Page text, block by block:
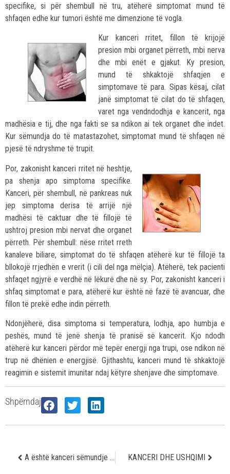
specifike, si për shembull në tru, atëherë simptomat mund të
shfaqen edhe kur tumori është me dimenzione të vogla.
Kur kanceri rritet, fillon të krijojë
presion mbi organet përreth, mbi nerva
dhe mbi enët e gjakut. Ky presion,
mund të shkaktojë shfaqjen e
simptomave të para. Sipas kësaj, cilat
janë simptomat të cilat do të shfaqen,
varet nga vendndodhja e kancerit, nga
madhësia e tij, dhe nga fakti se sa ndikon ai tek organet dhe indet.
Kur sëmundja do të matastazohet, simptomat mund të shfaqen në
pjesë të ndryshme të trupit.
Por, zakonisht kanceri rritet në heshtje,
pa shenja apo simptoma specifike.
Kanceri, për shembull, në pankreas nuk
jep simptoma derisa të arrijë një
madhësi të caktuar dhe të fillojë të
ushtroj presion mbi nervat dhe organet
përreth. Për shembull: nëse rritet rreth
kanaleve biliare, simptomat do të shfaqen atëherë kur të fillojë ta
bllokojë rrjedhën e vrerit (i cili del nga mëlçia). Atëherë, tek pacienti
shfaqet ngjyrë e verdhë në lëkurë dhe në sy. Por, zakonisht kanceri i
shfaq simptomat e para, atëherë kur është në fazë të avancuar, dhe
fillon të prekë edhe indin përreth.
Ndonjëherë, disa simptoma si temperatura, lodhja, apo humbja e
peshës, mund të jenë shenja të pranisë së kancerit. Kjo ndodh
atëherë kur kanceri përdor më tepër energji nga trupi, ose ndikon në
trup në dhënien e energjisë. Gjithashtu, kanceri mund të shkaktojë
reagimin e sistemit imunitar ndaj këtyre shenjave dhe simptomave.
Shpërndaj
A është kanceri sëmundje e trashëguar? KANCERI DHE USHQIMI